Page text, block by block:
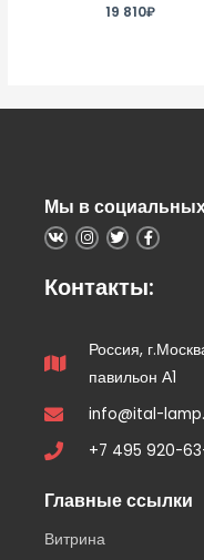
Оценка
19 810₽
Мы в
Контакты:
Россия,
павильон А1
info@ital-
+7 495 920-
Главные ссылки
Витрина